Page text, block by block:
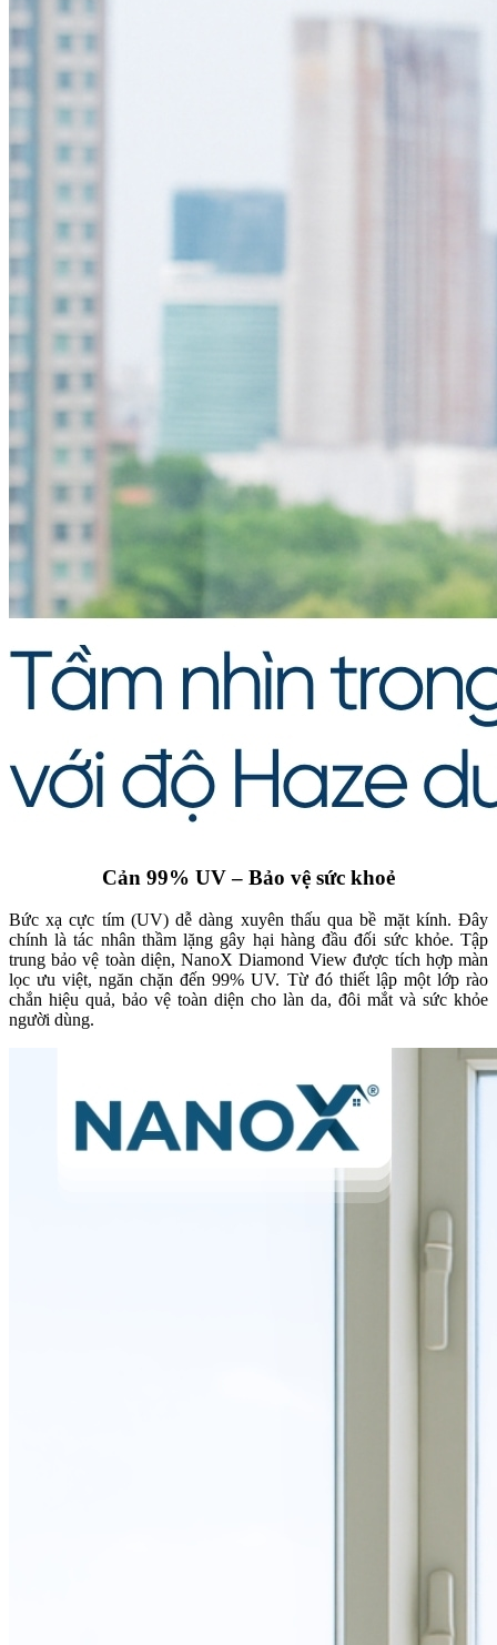
Cản 99% UV – Bảo vệ sức khoẻ
Bức xạ cực tím (UV) dễ dàng xuyên thấu qua bề mặt kính. Đây
chính là tác nhân thầm lặng gây hại hàng đầu đối sức khỏe. Tập
trung bảo vệ toàn diện, NanoX Diamond View được tích hợp màn
lọc ưu việt, ngăn chặn đến 99% UV. Từ đó thiết lập một lớp rào
chắn hiệu quả, bảo vệ toàn diện cho làn da, đôi mắt và sức khỏe
người dùng.